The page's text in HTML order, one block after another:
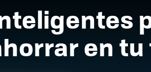
en